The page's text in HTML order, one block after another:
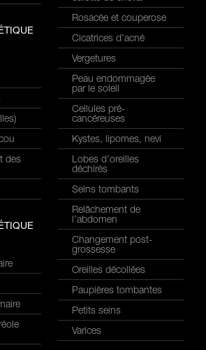
des
Rosacée et couperose
Cicatrices d’acné
Vergetures
Peau endommagée
par le soleil
Cellules pré-
cancéreuses
Kystes, lipomes, nevi
Lobes d’oreilles
déchirés
Seins tombants
Relâchement de
l’abdomen
Changement post-
grossesse
Oreilles décollées
Paupières tombantes
Petits seins
Varices